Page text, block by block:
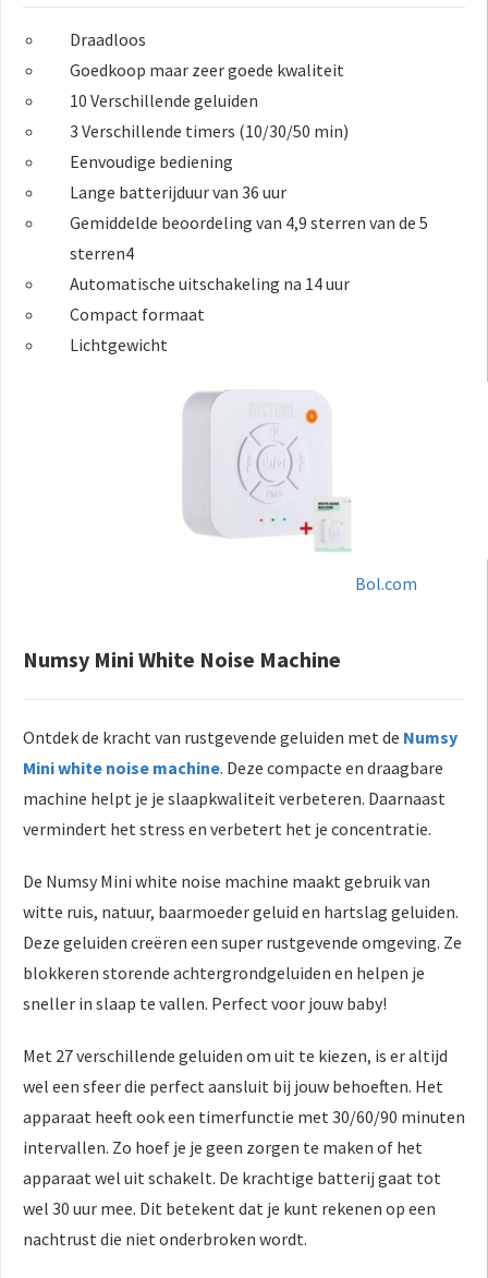
Draadloos
Goedkoop maar zeer goede kwaliteit
10 Verschillende geluiden
3 Verschillende timers (10/30/50 min)
Eenvoudige bediening
Lange batterijduur van 36 uur
Gemiddelde beoordeling van 4,9 sterren van de 5
sterren4
Automatische uitschakeling na 14 uur
Compact formaat
Lichtgewicht
Bol.com
Numsy Mini White Noise Machine
Ontdek de kracht van rustgevende geluiden met de Numsy
Mini white noise machine. Deze compacte en draagbare
machine helpt je je slaapkwaliteit verbeteren. Daarnaast
vermindert het stress en verbetert het je concentratie.
De Numsy Mini white noise machine maakt gebruik van
witte ruis, natuur, baarmoeder geluid en hartslag geluiden.
Deze geluiden creëren een super rustgevende omgeving. Ze
blokkeren storende achtergrondgeluiden en helpen je
sneller in slaap te vallen. Perfect voor jouw baby!
Met 27 verschillende geluiden om uit te kiezen, is er altijd
wel een sfeer die perfect aansluit bij jouw behoeften. Het
apparaat heeft ook een timerfunctie met 30/60/90 minuten
intervallen. Zo hoef je je geen zorgen te maken of het
apparaat wel uit schakelt. De krachtige batterij gaat tot
wel 30 uur mee. Dit betekent dat je kunt rekenen op een
nachtrust die niet onderbroken wordt.